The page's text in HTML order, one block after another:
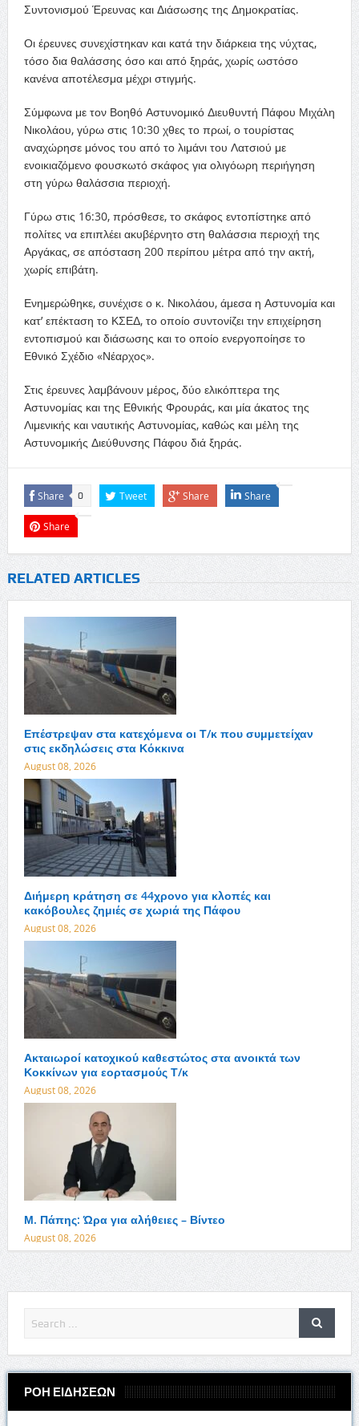
Συντονισμού Έρευνας και Διάσωσης της Δημοκρατίας.
Οι έρευνες συνεχίστηκαν και κατά την διάρκεια της νύχτας,
τόσο δια θαλάσσης όσο και από ξηράς, χωρίς ωστόσο
κανένα αποτέλεσμα μέχρι στιγμής.
Σύμφωνα με τον Βοηθό Αστυνομικό Διευθυντή Πάφου Μιχάλη
Νικολάου, γύρω στις 10:30 χθες το πρωί, ο τουρίστας
αναχώρησε μόνος του από το λιμάνι του Λατσιού με
ενοικιαζόμενο φουσκωτό σκάφος για ολιγόωρη περιήγηση
στη γύρω θαλάσσια περιοχή.
Γύρω στις 16:30, πρόσθεσε, το σκάφος εντοπίστηκε από
πολίτες να επιπλέει ακυβέρνητο στη θαλάσσια περιοχή της
Αργάκας, σε απόσταση 200 περίπου μέτρα από την ακτή,
χωρίς επιβάτη.
Ενημερώθηκε, συνέχισε ο κ. Νικολάου, άμεσα η Αστυνομία και
κατ’ επέκταση το ΚΣΕΔ, το οποίο συντονίζει την επιχείρηση
εντοπισμού και διάσωσης και το οποίο ενεργοποίησε το
Εθνικό Σχέδιο «Νέαρχος».
Στις έρευνες λαμβάνουν μέρος, δύο ελικόπτερα της
Αστυνομίας και της Εθνικής Φρουράς, και μία άκατος της
Λιμενικής και ναυτικής Αστυνομίας, καθώς και μέλη της
Αστυνομικής Διεύθυνσης Πάφου διά ξηράς.
Share 0 Tweet Share Share
Share
RELATED ARTICLES
Επέστρεψαν στα κατεχόμενα οι Τ/κ που συμμετείχαν
στις εκδηλώσεις στα Κόκκινα
August 08, 2026
Διήμερη κράτηση σε 44χρονο για κλοπές και
κακόβουλες ζημιές σε χωριά της Πάφου
August 08, 2026
Ακταιωροί κατοχικού καθεστώτος στα ανοικτά των
Κοκκίνων για εορτασμούς Τ/κ
August 08, 2026
Μ. Πάπης: Ώρα για αλήθειες – Βίντεο
August 08, 2026
ΡΟΗ ΕΙΔΗΣΕΩΝ